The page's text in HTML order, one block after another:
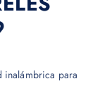
inalámbrica para